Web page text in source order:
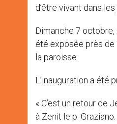
d’être vivant dans
Dimanche 7 octobre,
été exposée près de
la paroisse.
L’inauguration a été
« C’est un retour de
à Zenit le p.